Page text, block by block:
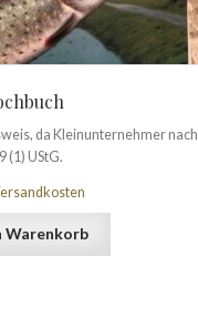
da Kleinunternehmer nach
(1) UStG.
Warenkorb